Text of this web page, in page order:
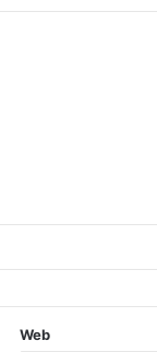
Web